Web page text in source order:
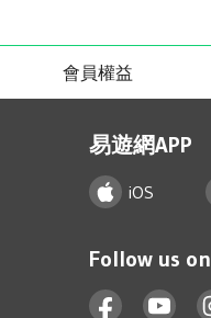
會員權益
易遊網APP
iOS
Follow us on